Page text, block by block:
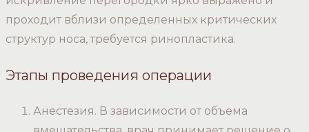
проходит вблизи определенных критических
структур носа, требуется ринопластика.
Этапы проведения операции
Анестезия. В зависимости от объема